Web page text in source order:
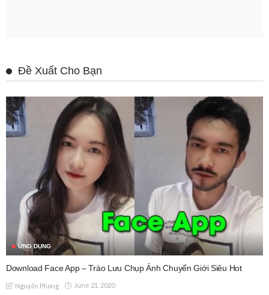
Đề Xuất Cho Bạn
ỨNG DỤNG
Download Face App – Trào Lưu Chụp Ảnh Chuyển Giới Siêu Hot
Nguyễn Phong June 21, 2020